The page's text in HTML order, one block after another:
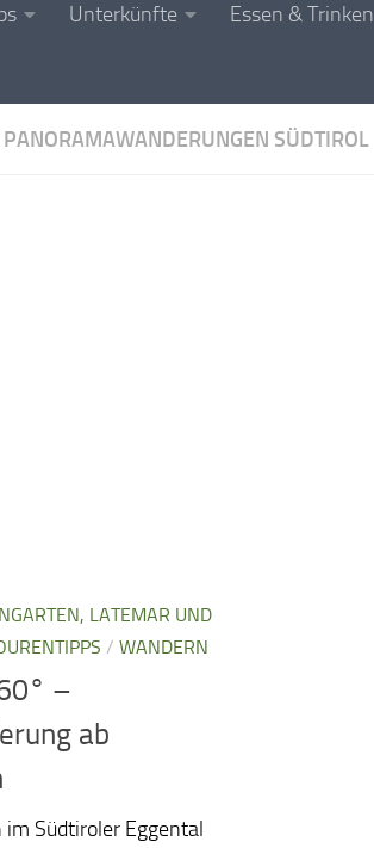
Unterkünfte Essen & Trinken
PANORAMAWANDERUNGEN SÜDTIROL
LATEMAR UND
/ WANDERN
–
ab
im Südtiroler Eggental